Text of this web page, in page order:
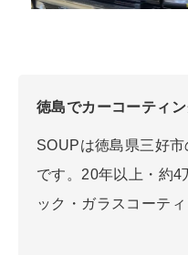
徳島でカーコーティ
SOUPは徳島県三好市
です。20年以上・約4
ック・ガラスコーテ